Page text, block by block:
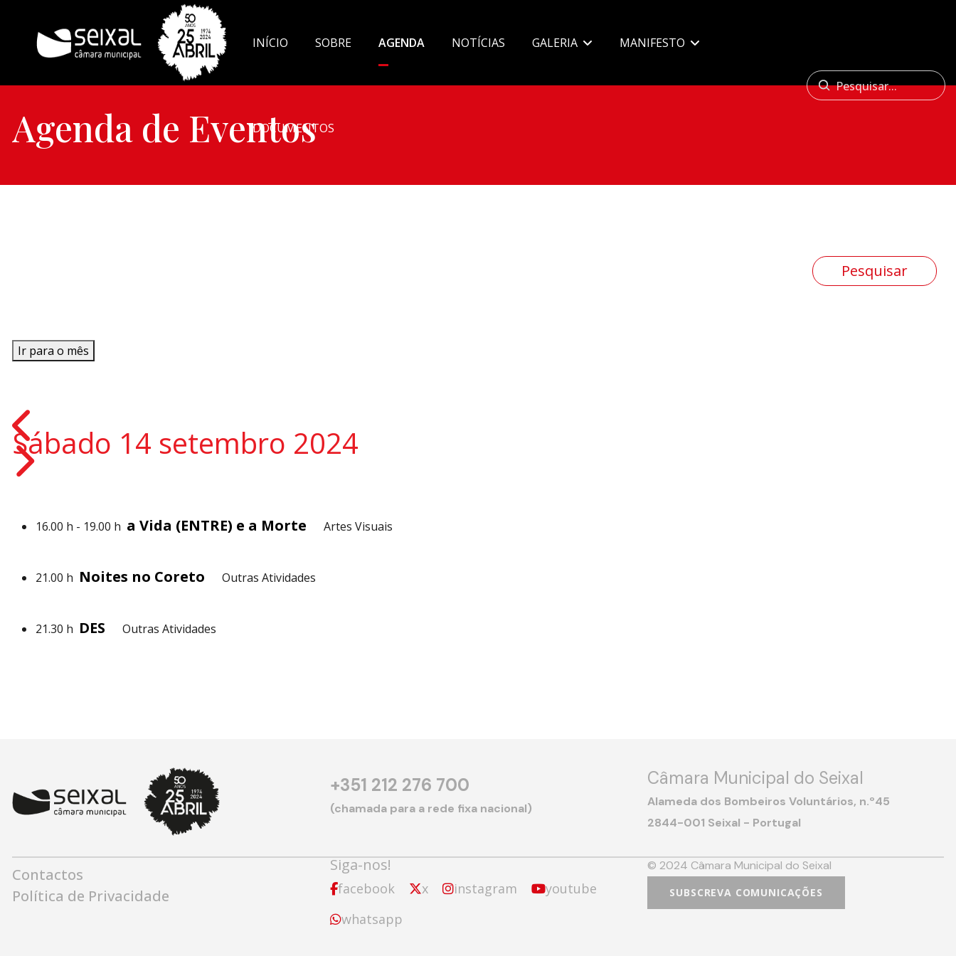
INÍCIO SOBRE AGENDA NOTÍCIAS GALERIA MANIFESTO
DOCUMENTOS
Agenda de Eventos
Ir para o mês
Sábado 14 setembro 2024
16.00 h - 19.00 h a Vida (ENTRE) e a Morte Artes Visuais
21.00 h Noites no Coreto Outras Atividades
21.30 h DES Outras Atividades
Contactos
Política de Privacidade
+351 212 276 700
(chamada para a rede fixa nacional)
Siga-nos!
facebook x instagram
youtube
whatsapp
Câmara Municipal do Seixal
Alameda dos Bombeiros Voluntários, n.º45
2844-001 Seixal - Portugal
© 2024 Câmara Municipal do Seixal
SUBSCREVA COMUNICAÇÕES